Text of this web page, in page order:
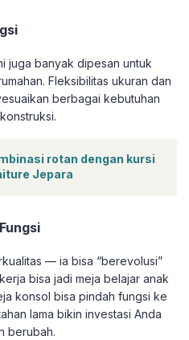
juga banyak dipesan untuk
Fleksibilitas ukuran dan
berbagai kebutuhan
rotan dengan kursi
Jepara
— ia bisa “berevolusi”
bisa jadi meja belajar anak
konsol bisa pindah fungsi ke
lama bikin investasi Anda
berubah.